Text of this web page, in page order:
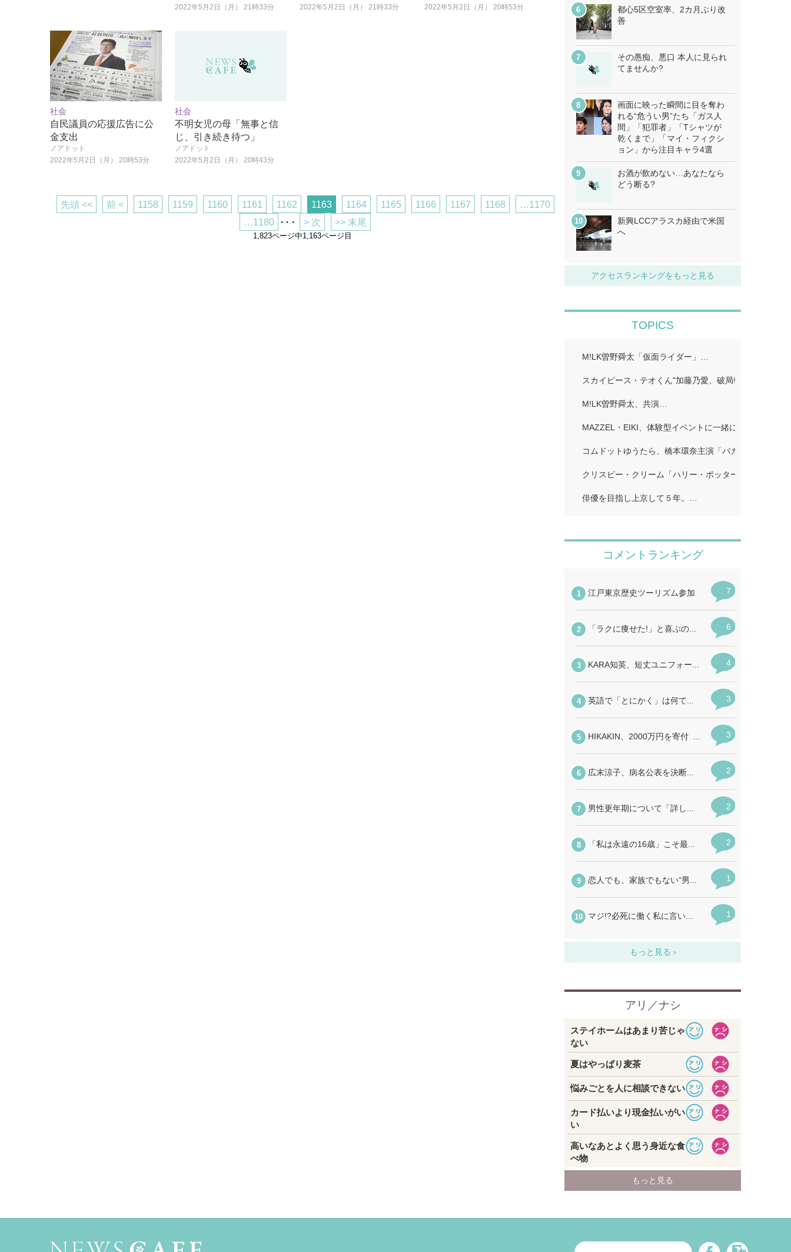
2022年5月2日（月） 21時33分
2022年5月2日（月） 21時33分
2022年5月2日（月） 20時53分
社会
自民議員の応援広告に公
金支出
ノアドット
2022年5月2日（月） 20時53分
社会
不明女児の母「無事と信
じ、引き続き待つ」
ノアドット
2022年5月2日（月） 20時43分
先頭 << 前 < 1158 1159 1160 1161 1162 1163 1164 1165 1166 1167 1168
…1170
…1180
・・・ > 次 >> 末尾
1,823ページ中1,163ページ目
都心5区空室率、2カ月ぶり改
善
その愚痴、悪口 本人に見られ
てませんか?
画面に映った瞬間に目を奪わ
れる“危うい男”たち「ガス人
間」「犯罪者」「Tシャツが
乾くまで」「マイ・フィクシ
ョン」から注目キャラ4選
お酒が飲めない…あなたなら
どう断る?
新興LCCアラスカ経由で米国
へ
アクセスランキングをもっと見る
TOPICS
M!LK曽野舜太「仮面ライダー」…
スカイピース・テオくん"加藤乃愛、破局報告「どちら
M!LK曽野舜太、共演…
MAZZEL・EIKI、体験型イベントに一緒に行きたい人
コムドットゆうたら、橋本環奈主演「バカンスの法則
クリスピー・クリーム「ハリー・ポッター」…
俳優を目指し上京して５年。…